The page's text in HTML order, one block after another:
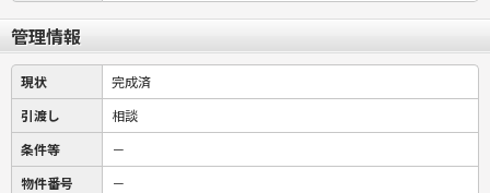
管理情報
現状
完成済
引渡し
相談
条件等
－
物件番号
－